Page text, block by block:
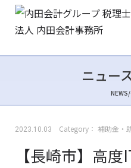
ニュー
2023.10.03 Category： 補助金・
【長崎市】高